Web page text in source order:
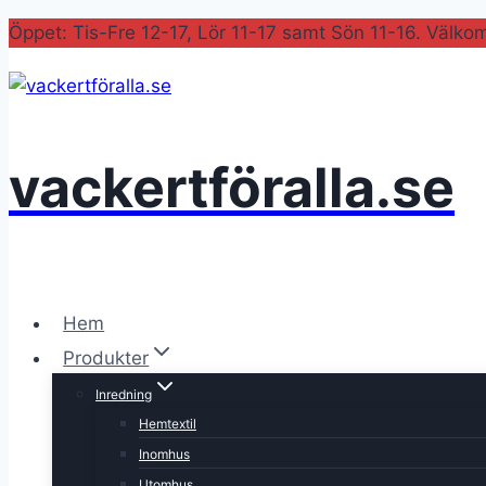
Skip
content
Öppet: Tis-Fre 12-17, Lör 11-17 samt Sön 11-16.
vackertföralla.se
Hem
Produkter
Inredning
Hemtextil
Inomhus